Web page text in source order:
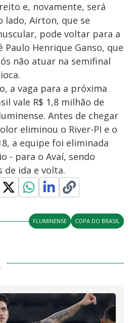
e, novamente, será
lado, Airton, que se
pode voltar para a
Paulo Henrique Ganso, que
não atuar na semifinal
a vaga para a próxima
vale R$ 1,8 milhão de
Antes de chegar
eliminou o River-PI e o
a equipe foi eliminada
- para o Avaí, sendo
de ida e volta.
FLUMINENSE COPA DO BRASIL